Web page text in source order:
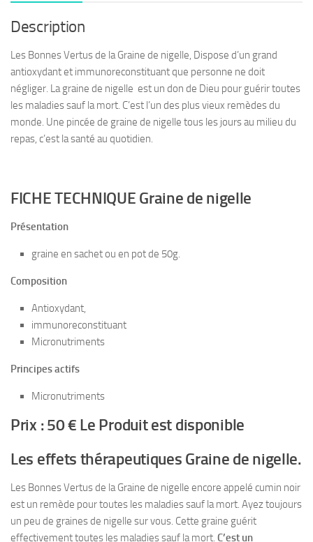
Description
Les Bonnes Vertus de la Graine de nigelle, Dispose d’un grand
antioxydant et immunoreconstituant que personne ne doit
négliger. La graine de nigelle est un don de Dieu pour guérir toutes
les maladies sauf la mort. C’est l’un des plus vieux remèdes du
monde. Une pincée de graine de nigelle tous les jours au milieu du
repas, c’est la santé au quotidien.
FICHE TECHNIQUE Graine de nigelle
Présentation
graine en sachet ou en pot de 50g.
Composition
Antioxydant,
immunoreconstituant
Micronutriments
Principes actifs
Micronutriments
Prix : 50 € Le Produit est disponible
Les effets thérapeutiques Graine de nigelle.
Les Bonnes Vertus de la Graine de nigelle encore appelé cumin noir
est un remède pour toutes les maladies sauf la mort. Ayez toujours
un peu de graines de nigelle sur vous. Cette graine guérit
effectivement toutes les maladies sauf la mort. C’est un